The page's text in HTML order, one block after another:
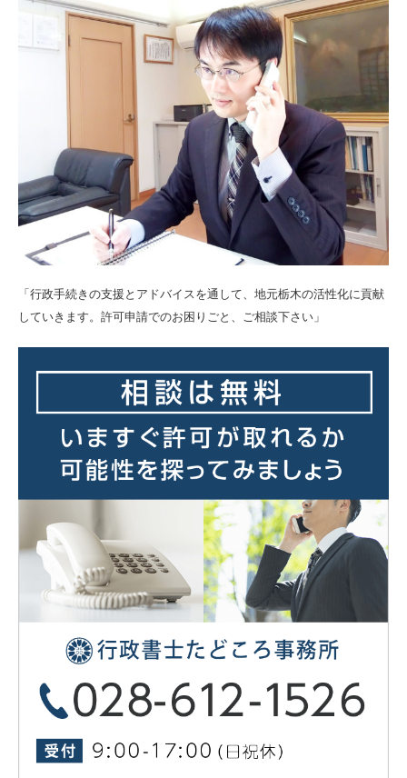
「行政手続きの支援とアドバイスを通して、地元栃木の活性化に貢献
していきます。許可申請でのお困りごと、ご相談下さい」